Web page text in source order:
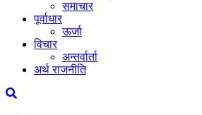
समाचार
पूर्वाधार
ऊर्जा
विचार
अन्तर्वार्ता
अर्थ राजनीति